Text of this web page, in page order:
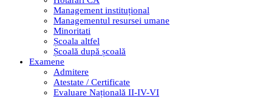
Management instituțional
Managementul resursei umane
Minoritati
Școala altfel
Școală după școală
Examene
Admitere
Atestate / Certificate
Evaluare Națională II-IV-VI